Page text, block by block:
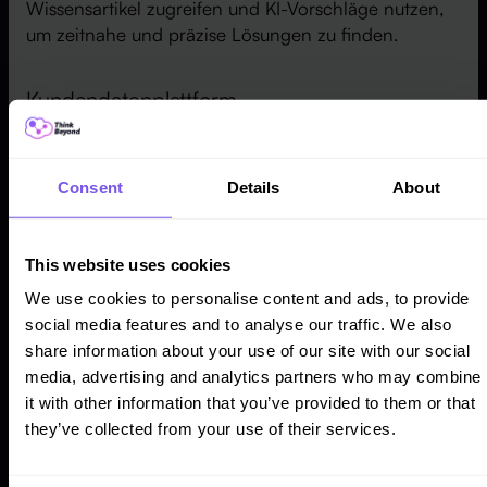
Consent Details About
This website uses cookies
We use cookies to personalise content and ads, to provide
social media features and to analyse our traffic. We also
share information about your use of our site with our social
media, advertising and analytics partners who may combine
it with other information that you’ve provided to them or that
they’ve collected from your use of their services.
Wissensartikel zugreifen und KI-Vorschläge nutzen,
um zeitnahe und präzise Lösungen zu finden.
Kundendatenplattform
Salesforce fungiert auch als Kundendatenplattform,
in einer einzigen 360-Grad-Ansicht konsolidiert.
Diese umfassende Ansicht ermöglicht es SaaS-
anzubieten, die auf die individuellen Bedürfnisse und
Vorlieben jedes einzelnen Kunden zugeschnitten
sind, und so engere Beziehungen und eine stärkere
Kundenbindung zu fördern.
Marketing-Automatisierung